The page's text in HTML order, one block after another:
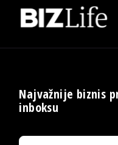
Najvažnije biznis
inboksu